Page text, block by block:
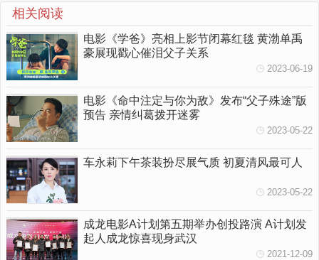
相关阅读
电影《学爸》亮相上影节闭幕红毯 黄渤单禹
豪展现戳心催泪父子关系
2023-06-19
电影《命中注定与你为敌》发布“父子殊途”版
预告 亲情纠葛拨开迷雾
2023-05-22
车永莉下午茶装扮尽展气质 初夏清风最可人
2023-05-22
成龙电影A计划第五期举办创投路演 A计划发
起人成龙惊喜现身武汉
2021-12-09